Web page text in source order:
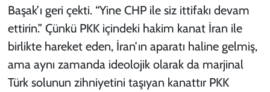
Başak’ı geri çekti. “Yine CHP ile siz ittifakı devam
ettirin.” Çünkü PKK içindeki hakim kanat İran ile
birlikte hareket eden, İran’ın aparatı haline gelmiş,
ama aynı zamanda ideolojik olarak da marjinal
Türk solunun zihniyetini taşıyan kanattır PKK